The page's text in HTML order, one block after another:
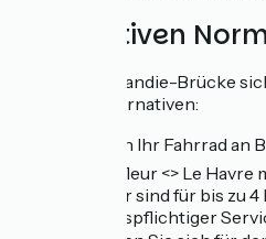
Alternativen
Um die Normandie-Brücke
mehrere Alternativen:
1️⃣ Sie können Ihr Fahrrad an
Caen <> Honfleur <> Le
Fahrradträger sind für bis zu
reservierungspflichtiger